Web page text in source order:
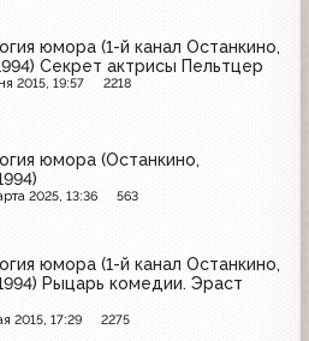
юмора (1-й канал Останкино,
Секрет актрисы Пельтцер
2015, 19:57 2218
юмора (Останкино,
2025, 13:36 563
юмора (1-й канал Останкино,
Рыцарь комедии. Эраст
2015, 17:29 2275